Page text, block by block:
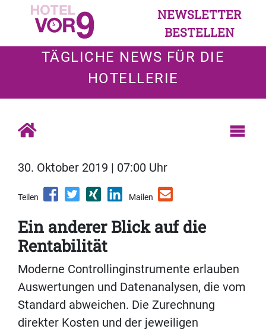
NEWSLETTER
BESTELLEN
TÄGLICHE NEWS FÜR DIE
HOTELLERIE
30. Oktober 2019 | 07:00 Uhr
Teilen Mailen
Ein anderer Blick auf die
Rentabilität
Moderne Controllinginstrumente erlauben
Auswertungen und Datenanalysen, die vom
Standard abweichen. Die Zurechnung
direkter Kosten und der jeweiligen